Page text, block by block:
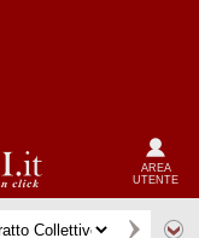
AREA
UTENTE